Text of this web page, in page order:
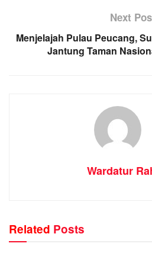
Next
Menjelajah Pulau Peucang,
Jantung Taman
Wardatur
Related Posts